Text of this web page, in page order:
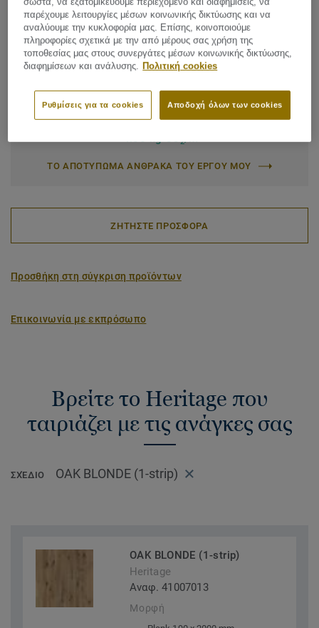
Character:Expressive
Latin Name:Quercus Robur & Quercus Petraea
Plank (1 κωδ.)
Αποτύπωμα άνθρακα (Cradle to gate)
-4.35 kg CO2/m
ΤΟ ΑΠΟΤΥΠΩΜΑ ΑΝΘΡΑΚΑ ΤΟΥ ΕΡΓΟΥ ΜΟΥ
ΖΗΤΗΣΤΕ ΠΡΟΣΦΟΡΑ
Προσθήκη στη σύγκριση προϊόντων
Επικοινωνία με εκπρόσωπο
Βρείτε το Heritage που
ταιριάζει με τις ανάγκες σας
ΣΧΈΔΙΟ OAK BLONDE (1-strip)
OAK BLONDE (1-strip)
Heritage
Αναφ. 41007013
Μορφή
παρέχουμε λειτουργίες μέσων κοινωνικής δικτύωσης και να
αναλύουμε την κυκλοφορία μας. Επίσης, κοινοποιούμε
πληροφορίες σχετικά με την από μέρους σας χρήση της
τοποθεσίας μας στους συνεργάτες μέσων κοινωνικής δικτύωσης,
διαφημίσεων και ανάλυσης.
Πολιτική cookies
Αποδοχή όλων των cookies
Ρυθμίσεις για τα cookies